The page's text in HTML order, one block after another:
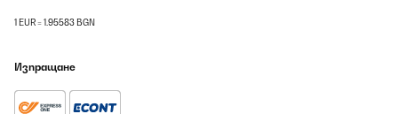
1 EUR = 1.95583 BGN
Изпращане